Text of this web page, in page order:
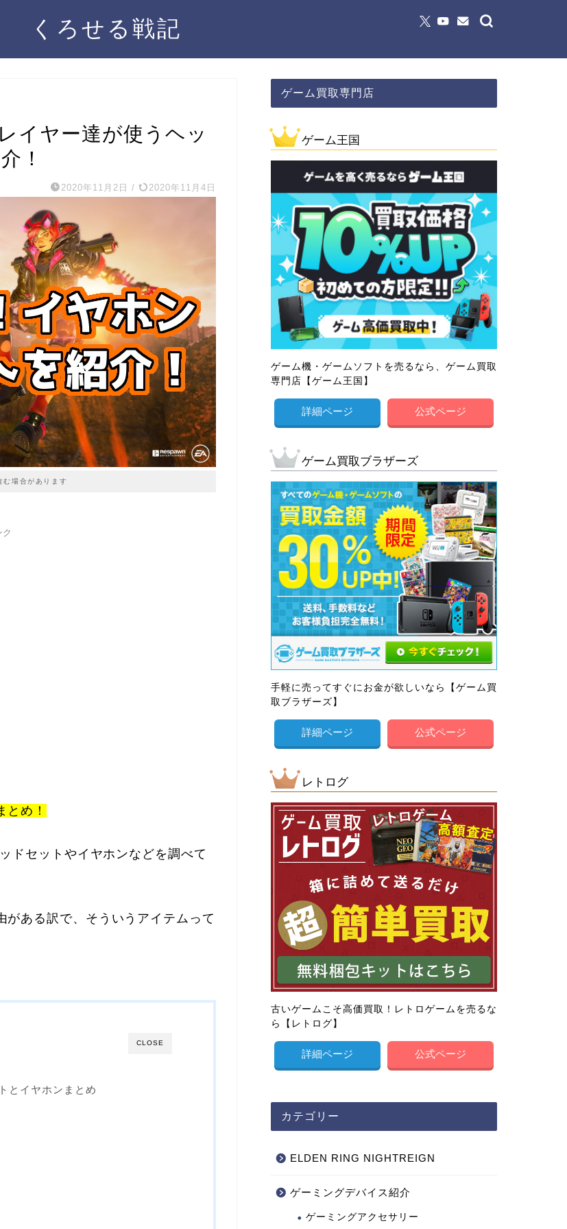
くろせる戦記
イヤー達が使うヘッ
！
2020年11月2日 / 2020年11月4日
む場合があります
ク
め！
ドセットやイヤホンなどを調べて
がある訳で、そういうアイテムって
CLOSE
とイヤホンまとめ
ゲーム買取専門店
ゲーム王国
ゲーム機・ゲームソフトを売るなら、ゲーム買取
専門店【ゲーム王国】
詳細ページ 公式ページ
ゲーム買取ブラザーズ
手軽に売ってすぐにお金が欲しいなら【ゲーム買
取ブラザーズ】
詳細ページ 公式ページ
レトログ
古いゲームこそ高価買取！レトロゲームを売るな
ら【レトログ】
詳細ページ 公式ページ
カテゴリー
ELDEN RING NIGHTREIGN
ゲーミングデバイス紹介
ゲーミングアクセサリー